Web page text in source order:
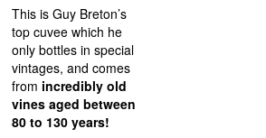
This is Guy Breton’s
top cuvee which he
only bottles in special
vintages, and comes
from incredibly old
vines aged between
80 to 130 years!